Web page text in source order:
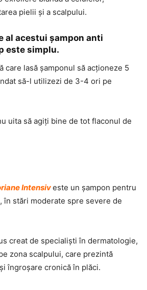
pielii şi a scalpului.
al acestui şampon anti
este simplu.
care lasă şamponul să acţioneze 5
să-l utilizezi de 3-4 ori pe
uita să agiţi bine de tot flaconul de
Intensiveste un şampon pentru
în stări moderate spre severe de
creat de specialişti în dermatologie,
zona scalpului, care prezintă
îngroşare cronică în plăci.